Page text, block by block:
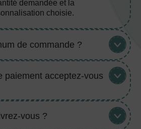
demandée et la
choisie.
de commande ?
paiement acceptez-vous
vous ?